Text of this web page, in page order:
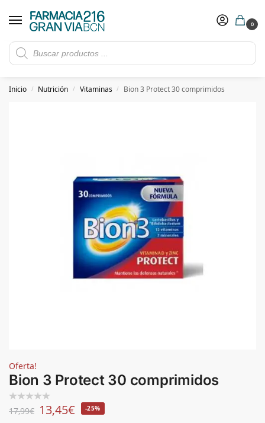
0
Rebajas de verano hasta -30%
​ 5€ de descuento con el cupón 5GRANVIA (compras superiores a 150€)
Inicio / Nutrición / Vitaminas / Bion 3 Protect 30 comprimidos
Oferta!
Bion 3 Protect 30 comprimidos
17,99€ 13,45€ -25%